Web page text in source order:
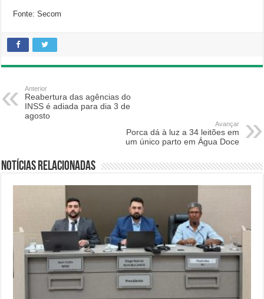
Fonte: Secom
Anterior
Reabertura das agências do
INSS é adiada para dia 3 de
agosto
Avançar
Porca dá à luz a 34 leitões em
um único parto em Água Doce
Notícias relacionadas